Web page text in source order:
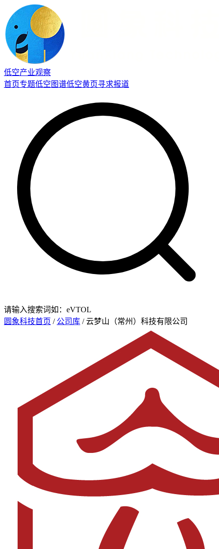
低空产业观察
首页专题低空图谱低空黄页寻求报道
请输入搜索词如：eVTOL
圆象科技首页 / 公司库 / 云梦山（常州）科技有限公司